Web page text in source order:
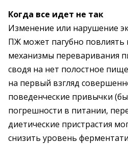
Когда все идет не так
Изменение или нарушение
ПЖ может пагубно повлиять
механизмы переваривания
сводя на нет полостное
на первый взгляд
поведенческие привычки
погрешности в питании,
диетические пристрастия
снизить уровень